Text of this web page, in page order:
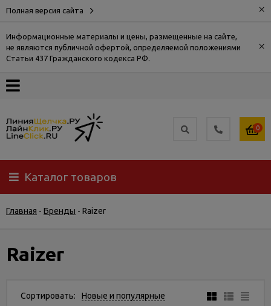
Полная версия сайта ×
Информационные материалы и цены, размещенные на сайте,
не являются публичной офертой, определяемой положениями
Статьи 437 Гражданского кодекса РФ.
×
О
Доставка
Самовывоз
Гарантия
сервис
0
Каталог товаров
Главная - Бренды - Raizer
Raizer
Сортировать: Новые и популярные